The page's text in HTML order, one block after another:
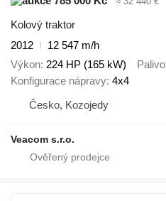
Kolový traktor
2012
12 547 m/h
Výkon 224 HP (165 kW) Palivo
Konfigurace nápravy 4x4
Česko, Kozojedy
Veacom s.r.o.